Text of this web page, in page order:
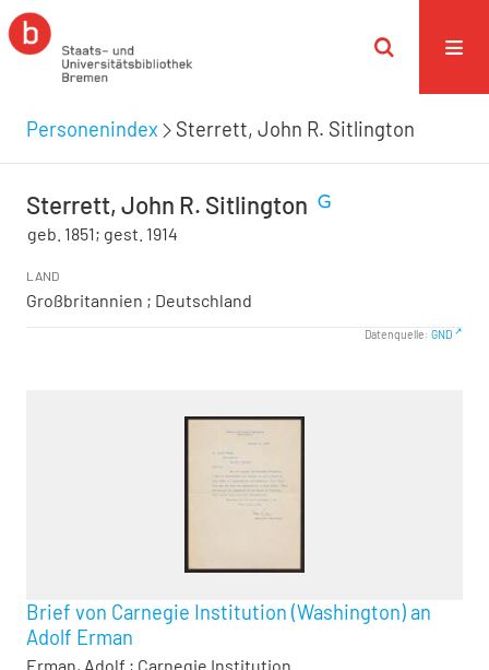
Personenindex Sterrett, John R. Sitlington
Sterrett, John R. Sitlington
geb. 1851; gest. 1914
LAND
Großbritannien ; Deutschland
Datenquelle: GND
Brief von Carnegie Institution (Washington) an
Adolf Erman
Erman, Adolf ; Carnegie Institution